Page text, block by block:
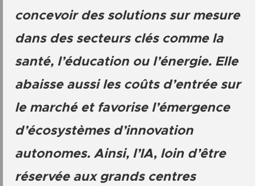
concevoir des solutions sur mesure
dans des secteurs clés comme la
santé, l’éducation ou l’énergie. Elle
abaisse aussi les coûts d’entrée sur
le marché et favorise l’émergence
d’écosystèmes d’innovation
autonomes. Ainsi, l’IA, loin d’être
réservée aux grands centres